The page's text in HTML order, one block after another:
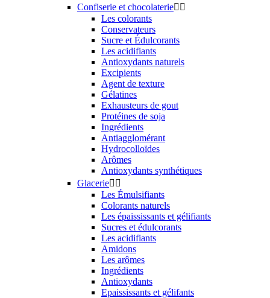
Confiserie et chocolaterie 
Les colorants
Conservateurs
Sucre et Édulcorants
Les acidifiants
Antioxydants naturels
Excipients
Agent de texture
Gélatines
Exhausteurs de gout
Protéines de soja
Ingrédients
Antiagglomérant
Hydrocolloïdes
Arômes
Antioxydants synthétiques
Glacerie 
Les Émulsifiants
Colorants naturels
Les épaississants et gélifiants
Sucres et édulcorants
Les acidifiants
Amidons
Les arômes
Ingrédients
Antioxydants
Epaississants et gélifants